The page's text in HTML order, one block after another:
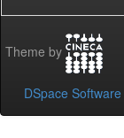
Theme by
DSpace Software